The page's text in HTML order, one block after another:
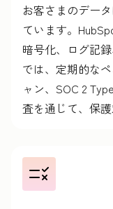
お客さまのデー
ています。
暗号化、ログ記
では、定期的な
ャン、SOC 2
査を通じて、保